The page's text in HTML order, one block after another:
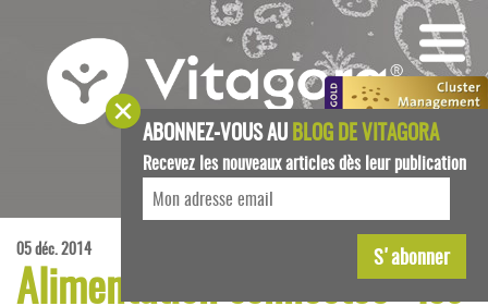
05 déc. 2014
Alimentation connectée : les
ABONNEZ-VOUS AUBLOG DE VITAGORA
Recevez les nouveaux articles dès leur publication